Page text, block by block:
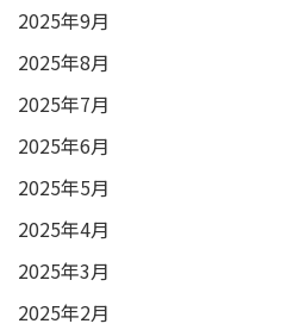
2025年9月
2025年8月
2025年7月
2025年6月
2025年5月
2025年4月
2025年3月
2025年2月